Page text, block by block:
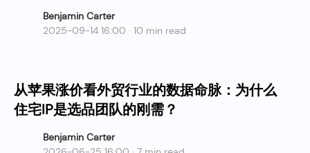
Benjamin Carter
2025-09-14 16:00 · 10 min read
从苹果涨价看外贸行业的数据命脉：为什么
住宅IP是选品团队的刚需？
Benjamin Carter